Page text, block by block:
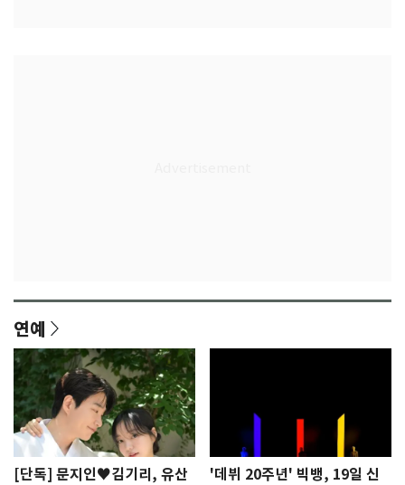
연예
[단독] 문지인♥김기리, 유산
'데뷔 20주년' 빅뱅, 19일 신